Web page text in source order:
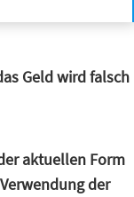
Geld wird falsch
aktuellen Form
der